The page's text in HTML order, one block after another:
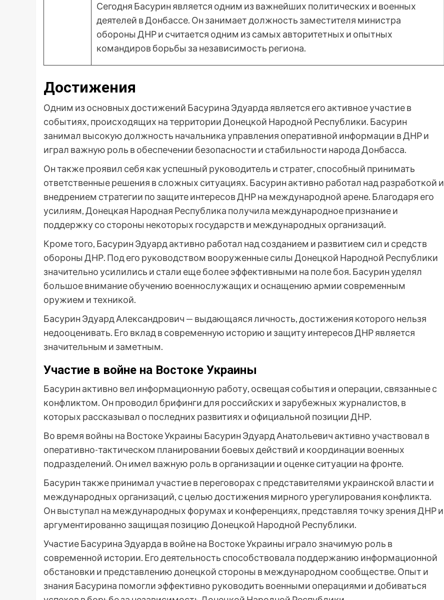
Сегодня Басурин является одним из важнейших политических и военных
деятелей в Донбассе. Он занимает должность заместителя министра
обороны ДНР и считается одним из самых авторитетных и опытных
командиров борьбы за независимость региона.
Достижения
Одним из основных достижений Басурина Эдуарда является его активное участие в
событиях, происходящих на территории Донецкой Народной Республики. Басурин
занимал высокую должность начальника управления оперативной информации в ДНР и
играл важную роль в обеспечении безопасности и стабильности народа Донбасса.
Он также проявил себя как успешный руководитель и стратег, способный принимать
ответственные решения в сложных ситуациях. Басурин активно работал над разработкой и
внедрением стратегии по защите интересов ДНР на международной арене. Благодаря его
усилиям, Донецкая Народная Республика получила международное признание и
поддержку со стороны некоторых государств и международных организаций.
Кроме того, Басурин Эдуард активно работал над созданием и развитием сил и средств
обороны ДНР. Под его руководством вооруженные силы Донецкой Народной Республики
значительно усилились и стали еще более эффективными на поле боя. Басурин уделял
большое внимание обучению военнослужащих и оснащению армии современным
оружием и техникой.
Басурин Эдуард Александрович — выдающаяся личность, достижения которого нельзя
недооценивать. Его вклад в современную историю и защиту интересов ДНР является
значительным и заметным.
Участие в войне на Востоке Украины
Басурин активно вел информационную работу, освещая события и операции, связанные с
конфликтом. Он проводил брифинги для российских и зарубежных журналистов, в
которых рассказывал о последних развитиях и официальной позиции ДНР.
Во время войны на Востоке Украины Басурин Эдуард Анатольевич активно участвовал в
оперативно-тактическом планировании боевых действий и координации военных
подразделений. Он имел важную роль в организации и оценке ситуации на фронте.
Басурин также принимал участие в переговорах с представителями украинской власти и
международных организаций, с целью достижения мирного урегулирования конфликта.
Он выступал на международных форумах и конференциях, представляя точку зрения ДНР и
аргументированно защищая позицию Донецкой Народной Республики.
Участие Басурина Эдуарда в войне на Востоке Украины играло значимую роль в
современной истории. Его деятельность способствовала поддержанию информационной
обстановки и представлению донецкой стороны в международном сообществе. Опыт и
знания Басурина помогли эффективно руководить военными операциями и добиваться